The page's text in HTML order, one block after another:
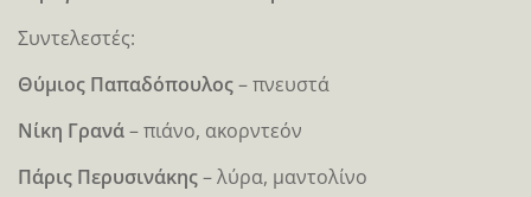
Συντελεστές:
Θύμιος Παπαδόπουλος– πνευστά
Νίκη Γρανά– πιάνο, ακορντεόν
Πάρις Περυσινάκης– λύρα, μαντολίνο